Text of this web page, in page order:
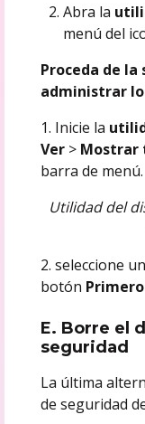
Abra la
menú del
Proceda de
administrar
1. Inicie la
Ver > Mostrar
barra de menú.
Utilidad del
2. seleccione
botón
E. Borre el
seguridad
La última
de seguridad